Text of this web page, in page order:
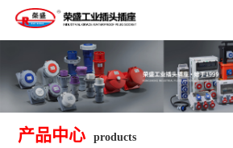
产品中心 products